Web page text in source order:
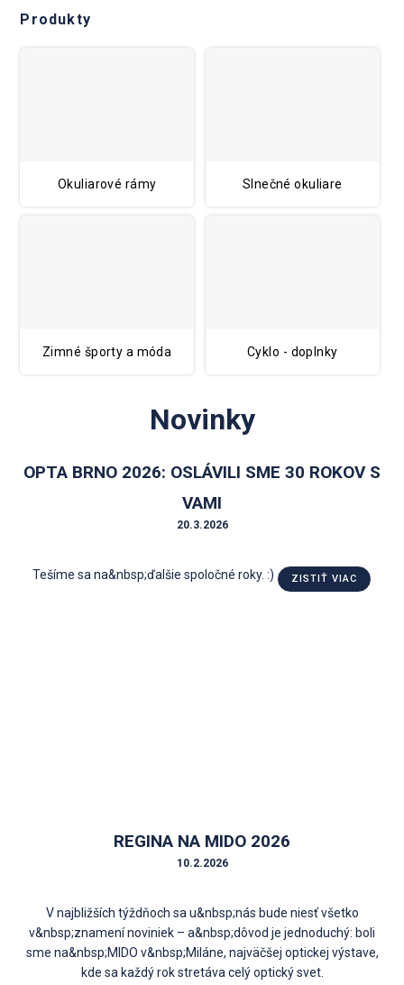
Produkty
Okuliarové rámy Slnečné okuliare
Zimné športy a móda Cyklo - doplnky
Novinky
OPTA BRNO 2026: OSLÁVILI SME 30 ROKOV S
VAMI
20.3.2026
Tešíme sa na&nbsp;ďalšie spoločné roky. :) ZISTIŤ VIAC
REGINA NA MIDO 2026
10.2.2026
V najbližších týždňoch sa u&nbsp;nás bude niesť všetko
v&nbsp;znamení noviniek – a&nbsp;dôvod je jednoduchý: boli
sme na&nbsp;MIDO v&nbsp;Miláne, najväčšej optickej výstave,
kde sa každý rok stretáva celý optický svet.